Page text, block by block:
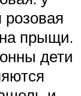
розовая
прыщи.
дети